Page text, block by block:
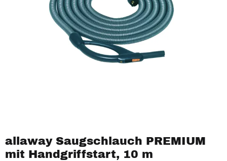
allaway Saugschlauch PREMIUM
mit Handgriffstart, 10 m